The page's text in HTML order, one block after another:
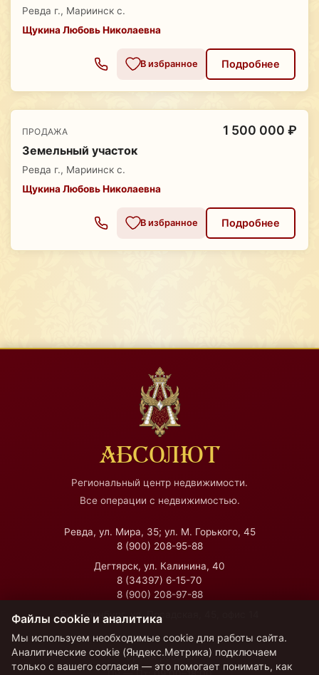
Ревда г., Мариинск с.
Щукина Любовь Николаевна
В избранное Подробнее
ПРОДАЖА 1 500 000 ₽
Земельный участок
Ревда г., Мариинск с.
Щукина Любовь Николаевна
В избранное Подробнее
АБСОЛЮТ
Региональный центр недвижимости.
Все операции с недвижимостью.
Ревда, ул. Мира, 35; ул. М. Горького, 45
8 (900) 208-95-88
Дегтярск, ул. Калинина, 40
8 (34397) 6-15-70
8 (900) 208-97-88
Екатеринбург, ул. Посадская, 45, офис 14
Время работы
Файлы cookie и аналитика
Мы используем необходимые cookie для работы сайта.
Аналитические cookie (Яндекс.Метрика) подключаем
только с вашего согласия — это помогает понимать, как